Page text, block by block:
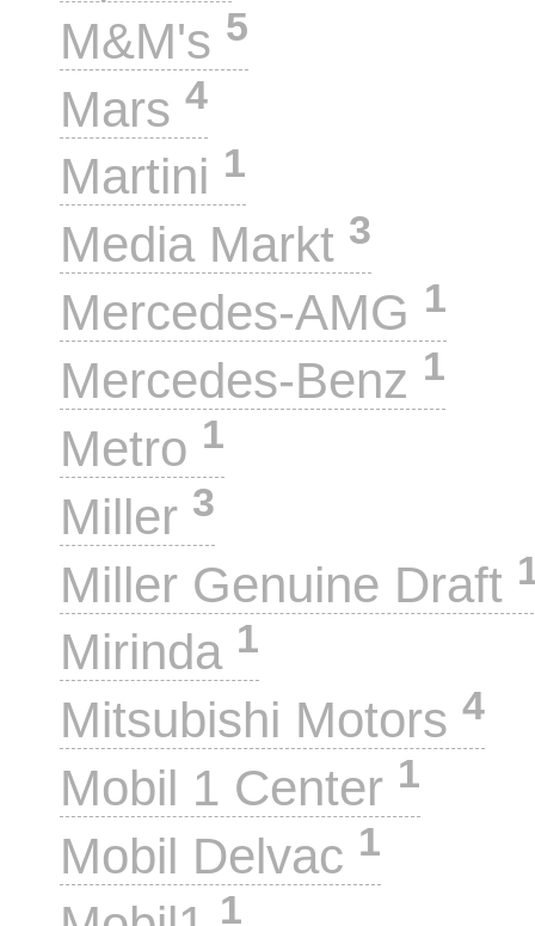
M&M's 5
Mars 4
Martini 1
Media Markt 3
Mercedes-AMG 1
Mercedes-Benz 1
Metro 1
Miller 3
Miller Genuine Draft
Mirinda 1
Mitsubishi Motors 4
Mobil 1 Center 1
Mobil Delvac 1
1